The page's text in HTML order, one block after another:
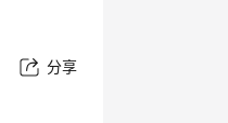
分享